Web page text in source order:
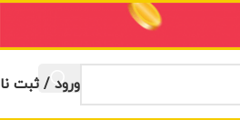
ورود / ثبت